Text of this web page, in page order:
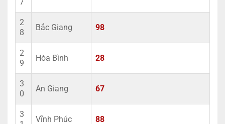
2
8
Bắc Giang 98
2
9
Hòa Bình 28
3
0
An Giang 67
3
Vĩnh Phúc 88